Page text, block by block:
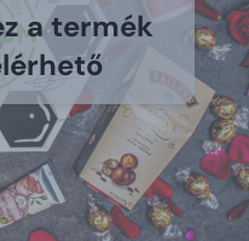
a termék